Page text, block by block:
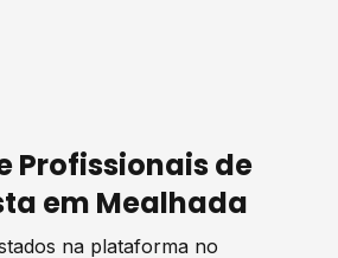
Profissionais de
em Mealhada
na plataforma no